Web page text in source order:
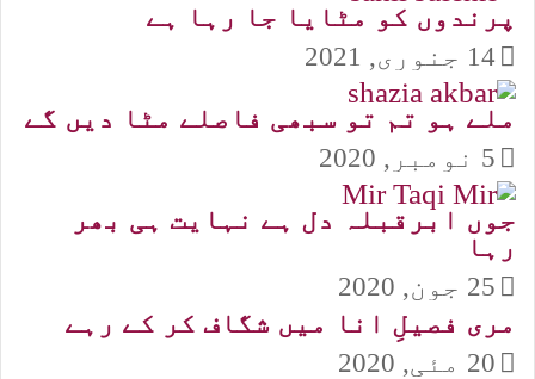
پرندوں کو مٹایا جا رہا ہے
14 جنوری, 2021
ملے ہو تم تو سبھی فاصلے مٹا دیں گے
5 نومبر, 2020
جوں ابرقبلہ دل ہے نہایت ہی بھر
رہا
25 جون, 2020
مری فصیلِ انا میں شگاف کر کے رہے
20 مئی, 2020